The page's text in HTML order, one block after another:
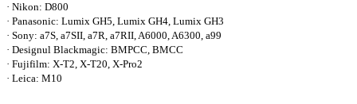
· Nikon: D800
· Panasonic: Lumix GH5, Lumix GH4, Lumix GH3
· Sony: a7S, a7SII, a7R, a7RII, A6000, A6300, a99
· Designul Blackmagic: BMPCC, BMCC
· Fujifilm: X-T2, X-T20, X-Pro2
· Leica: M10